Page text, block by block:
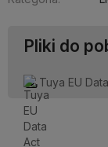
Pliki do
Tuya EU